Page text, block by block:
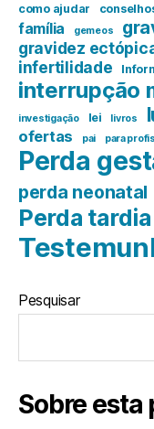
como ajudar
família gemeos
gravidez
infertilidade
interrupção
investigação lei livros
ofertas pai para
Perda
perda neonatal
Perda tardia
Pesquisar
Sobre esta